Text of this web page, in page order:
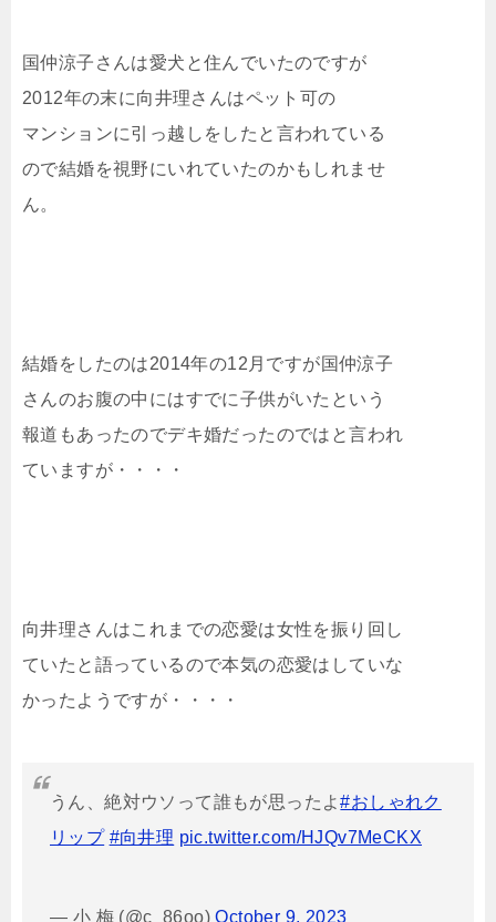
国仲涼子さんは愛犬と住んでいたのですが
2012年の末に向井理さんはペット可の
マンションに引っ越しをしたと言われている
ので結婚を視野にいれていたのかもしれませ
ん。
結婚をしたのは2014年の12月ですが国仲涼子
さんのお腹の中にはすでに子供がいたという
報道もあったのでデキ婚だったのではと言われ
ていますが・・・・
向井理さんはこれまでの恋愛は女性を振り回し
ていたと語っているので本気の恋愛はしていな
かったようですが・・・・
うん、絶対ウソって誰もが思ったよ#おしゃれク
リップ #向井理 pic.twitter.com/HJQv7MeCKX
— 小 梅 (@c_86oo)October 9, 2023